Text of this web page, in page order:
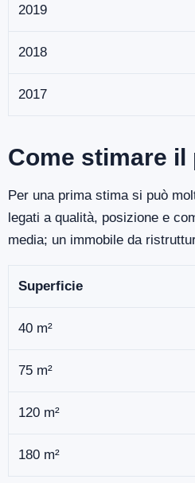
2019
2018
2017
Come stimare il
Per una prima stima si può
legati a qualità, posizione e
media; un immobile da
Superficie
40 m²
75 m²
120 m²
180 m²